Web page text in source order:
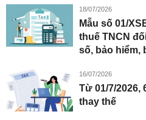
18/07/2026
Mẫu số 01/
thuế TNCN
số, bảo hiểm,
16/07/2026
Từ 01/7/2026,
thay thế